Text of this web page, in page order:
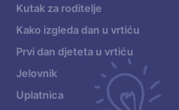
Kutak za roditelje
Kako izgleda dan u vrtiću
Prvi dan djeteta u vrtiću
Jelovnik
Uplatnica